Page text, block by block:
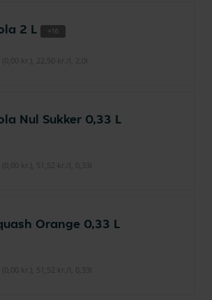
2 L +16
kr.), 22,50 kr./l, 2,0l
Nul Sukker 0,33 L
kr.), 51,52 kr./l, 0,33l
Orange 0,33 L
kr.), 51,52 kr./l, 0,33l